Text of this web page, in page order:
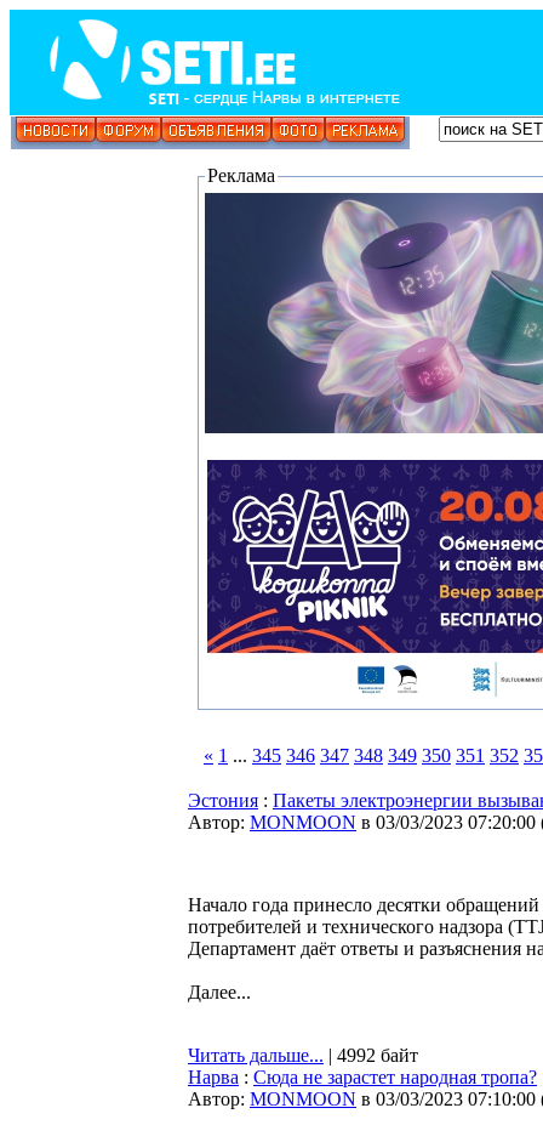
Реклама
« 1 ... 345 346 347 348 349 350 351 352
Эстония : Пакеты электроэнергии
Автор: MONMOON в 03/03/2023 07:20:00
Начало года принесло десятки
потребителей и технического надзора
Департамент даёт ответы и разъяснения
Далее...
Читать дальше... | 4992 байт
Нарва : Сюда не зарастет народная тропа?
Автор: MONMOON в 03/03/2023 07:10:00